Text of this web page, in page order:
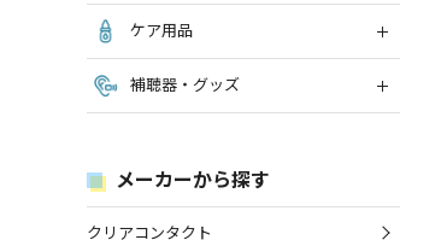
ケア用品
補聴器・グッズ
メーカーから探す
クリアコンタクト